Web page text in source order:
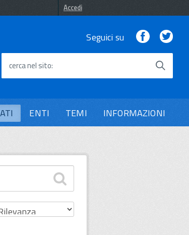
Accedi
Seguici su Facebook
cerca nel sito
ENTI TEMI INFORMAZIONI